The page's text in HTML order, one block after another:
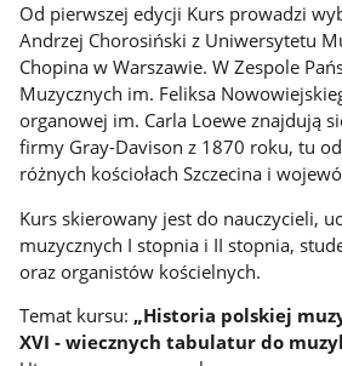
Od pierwszej edycji Kurs prowadzi
Andrzej Chorosiński z Uniwersytetu
Chopina w Warszawie. W Zespole
Muzycznych im. Feliksa
organowej im. Carla Loewe znajdują
firmy Gray-Davison z 1870 roku, tu
różnych kościołach Szczecina i
Kurs skierowany jest do nauczycieli,
muzycznych I stopnia i II stopnia,
oraz organistów kościelnych.
Temat kursu: „Historia polskiej
XVI - wiecznych tabulatur do